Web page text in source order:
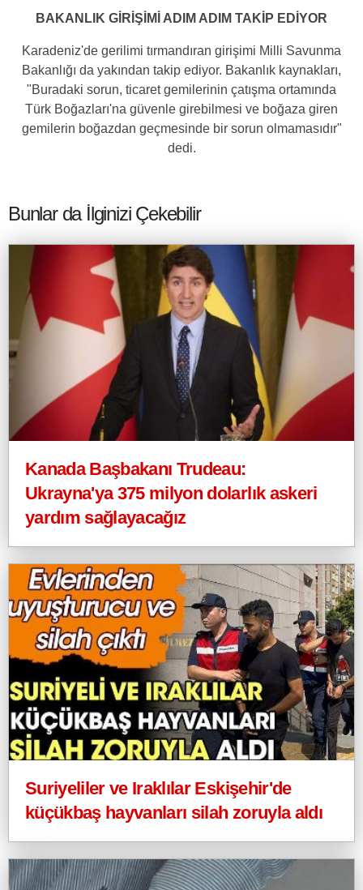
BAKANLIK GİRİŞİMİ ADIM ADIM TAKİP EDİYOR
Karadeniz'de gerilimi tırmandıran girişimi Milli Savunma
Bakanlığı da yakından takip ediyor. Bakanlık kaynakları,
"Buradaki sorun, ticaret gemilerinin çatışma ortamında
Türk Boğazları'na güvenle girebilmesi ve boğaza giren
gemilerin boğazdan geçmesinde bir sorun olmamasıdır"
dedi.
Bunlar da İlginizi Çekebilir
Kanada Başbakanı Trudeau:
Ukrayna'ya 375 milyon dolarlık askeri
yardım sağlayacağız
Suriyeliler ve Iraklılar Eskişehir'de
küçükbaş hayvanları silah zoruyla aldı